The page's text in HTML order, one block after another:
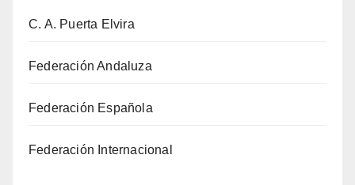
C. A. Puerta Elvira
Federación Andaluza
Federación Española
Federación Internacional